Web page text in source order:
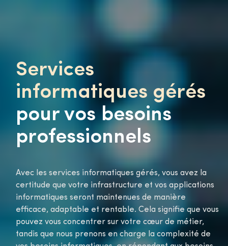
Services
informatiques gérés
pour vos besoins
professionnels
Avec les services informatiques gérés, vous avez la
certitude que votre infrastructure et vos applications
informatiques seront maintenues de manière
efficace, adaptable et rentable. Cela signifie que vous
pouvez vous concentrer sur votre cœur de métier,
tandis que nous prenons en charge la complexité de